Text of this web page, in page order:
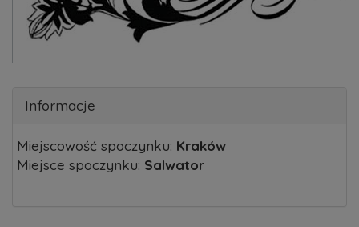
Informacje
Miejscowość spoczynku: Kraków
Miejsce spoczynku: Salwator